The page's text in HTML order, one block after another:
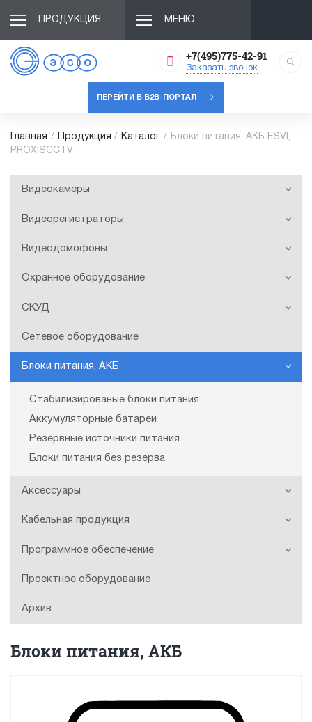
ПРОДУКЦИЯ МЕНЮ
+7(495)775-42-91
Заказать звонок
ПЕРЕЙТИ В B2B-ПОРТАЛ
Главная / Продукция / Каталог /
Блоки питания, АКБ ESVI,
PROXISCCTV
Видеокамеры
Видеорегистраторы
Видеодомофоны
Охранное оборудование
СКУД
Сетевое оборудование
Блоки питания, АКБ
Cтабилизированые блоки питания
Аккумуляторные батареи
Резервные источники питания
Блоки питания без резерва
Аксессуары
Кабельная продукция
Программное обеспечение
Проектное оборудование
Архив
Блоки питания, АКБ